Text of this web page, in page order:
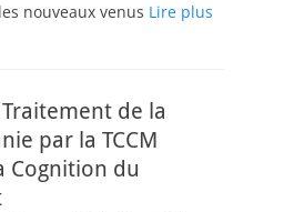
nouveaux venus Lire plus
de la
par la TCCM
Cognition du